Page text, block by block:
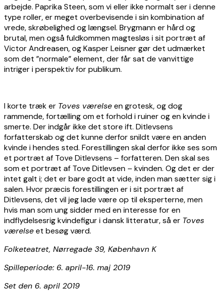
arbejde. Paprika Steen, som vi eller ikke normalt ser i denne
type roller, er meget overbevisende i sin kombination af
vrede, skrøbelighed og længsel. Brygmann er hård og
brutal, men også fuldkommen magtesløs i sit portræt af
Victor Andreasen, og Kasper Leisner gør det udmærket
som det ”normale” element, der får sat de vanvittige
intriger i perspektiv for publikum.
I korte træk er Toves værelseen grotesk, og dog
rammende, fortælling om et forhold i ruiner og en kvinde i
smerte. Der indgår ikke det store ift. Ditlevsens
forfatterskab og det kunne derfor snildt være en anden
kvinde i hendes sted. Forestillingen skal derfor ikke ses som
et portræt af Tove Ditlevsens – forfatteren. Den skal ses
som et portræt af Tove Ditlevsen – kvinden. Og det er der
intet galt i; det er bare godt at vide, inden man sætter sig i
salen. Hvor præcis forestillingen er i sit portræt af
Ditlevsens, det vil jeg lade være op til eksperterne, men
hvis man som ung sidder med en interesse for en
indflydelsesrig kvindefigur i dansk litteratur, så er Toves
værelseet besøg værd.
Folketeatret, Nørregade 39, København K
Spilleperiode: 6. april-16. maj 2019
Set den 6. april 2019